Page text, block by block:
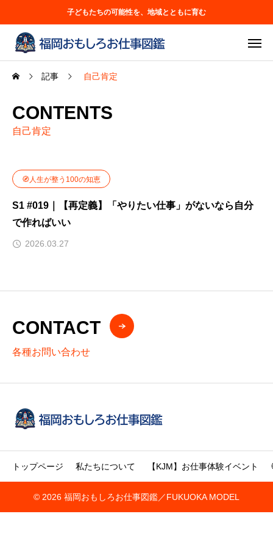
子どもたちの可能性を、地域とともに育む
記事 自己肯定
CONTENTS
自己肯定
🧭人生が整う100の知恵
S1 #019｜【再定義】「やりたい仕事」がないなら自分
で作ればいい
2026.03.27
CONTACT
各種お問い合わせ
トップページ 私たちについて 【KJM】お仕事体験イベント
© 2026 福岡おもしろお仕事図鑑／FUKUOKA MODEL